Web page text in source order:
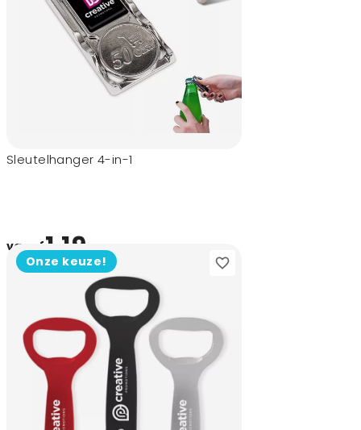
Sleutelhanger 4-in-1
vanaf1,19
Onze keuze!